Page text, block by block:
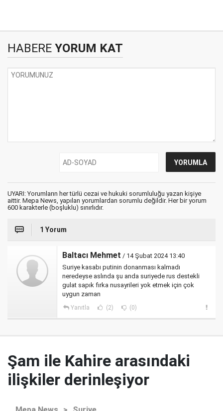
HABERE YORUM KAT
UYARI: Yorumların her türlü cezai ve hukuki sorumluluğu yazan kişiye
aittir. Mepa News, yapılan yorumlardan sorumlu değildir. Her bir yorum
600 karakterle (boşluklu) sınırlıdır.
1 Yorum
Baltacı Mehmet / 14 Şubat 2024 13:40
Suriye kasabı putinin donanması kalmadı
neredeyse aslında şu anda suriyede rus destekli
gulat sapık fırka nusayrileri yok etmek için çok
uygun zaman
Yanıtla (2) (0)
Şam ile Kahire arasındaki
ilişkiler derinleşiyor